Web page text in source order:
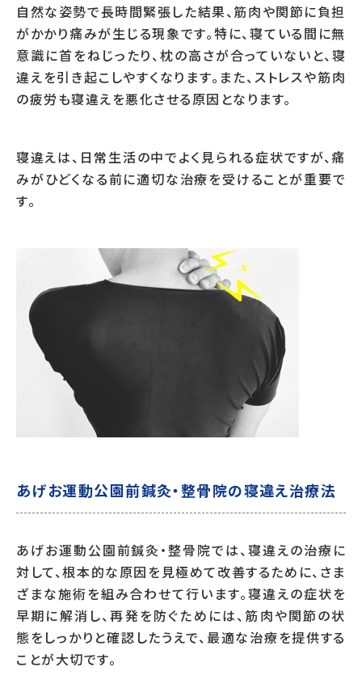
自然な姿勢で長時間緊張した結果、筋肉や関節に負担
がかかり痛みが生じる現象です。特に、寝ている間に無
意識に首をねじったり、枕の高さが合っていないと、寝
違えを引き起こしやすくなります。また、ストレスや筋肉
の疲労も寝違えを悪化させる原因となります。
寝違えは、日常生活の中でよく見られる症状ですが、痛
みがひどくなる前に適切な治療を受けることが重要で
す。
あげお運動公園前鍼灸・整骨院の寝違え治療法
あげお運動公園前鍼灸・整骨院では、寝違えの治療に
対して、根本的な原因を見極めて改善するために、さま
ざまな施術を組み合わせて行います。寝違えの症状を
早期に解消し、再発を防ぐためには、筋肉や関節の状
態をしっかりと確認したうえで、最適な治療を提供する
ことが大切です。